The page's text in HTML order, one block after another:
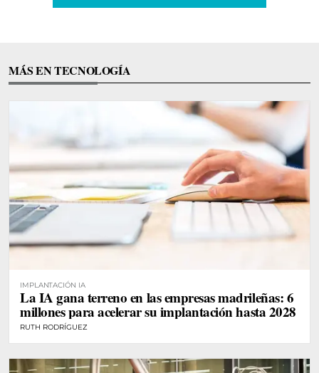
MÁS EN TECNOLOGÍA
IMPLANTACIÓN IA
La IA gana terreno en las empresas madrileñas: 6
millones para acelerar su implantación hasta 2028
RUTH RODRÍGUEZ